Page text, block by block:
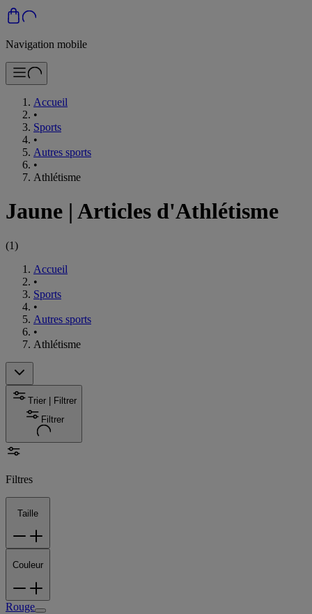
Navigation mobile
Accueil
•
Sports
•
Autres sports
•
Athlétisme
Jaune | Articles d'Athlétisme
(1)
Accueil
•
Sports
•
Autres sports
•
Athlétisme
Trier | Filtrer
Filtrer
Filtres
Taille
Couleur
Rouge